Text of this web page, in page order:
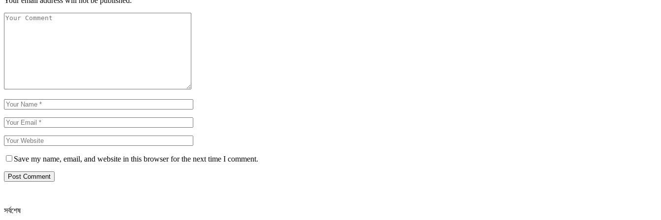
Save my name, email, and website in this browser for the next time I comment.
সর্বশেষ